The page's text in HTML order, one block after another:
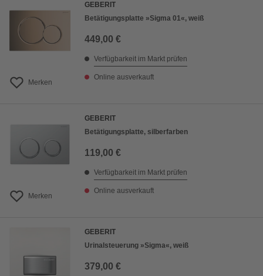
Merken
GEBERIT
Betätigungsplatte »Sigma 01«, weiß
449,00 €
Verfügbarkeit im Markt prüfen
Online ausverkauft
Merken
GEBERIT
Betätigungsplatte, silberfarben
119,00 €
Verfügbarkeit im Markt prüfen
Online ausverkauft
GEBERIT
Urinalsteuerung »Sigma«, weiß
379,00 €